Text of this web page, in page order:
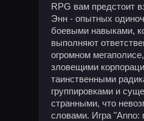
RPG вам предстоит
Энн - опытных
боевыми навыками,
выполняют
огромном
зловещими
таинственными
группировками и
странными, что
словами. Игра "Anno: